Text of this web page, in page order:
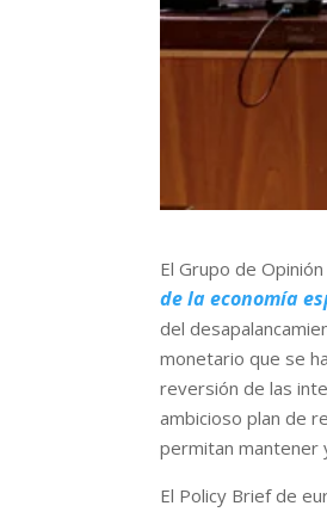
El Grupo de
de la economía
del
monetario que se
reversión de las
ambicioso plan de
permitan mantener
El Policy Brief de